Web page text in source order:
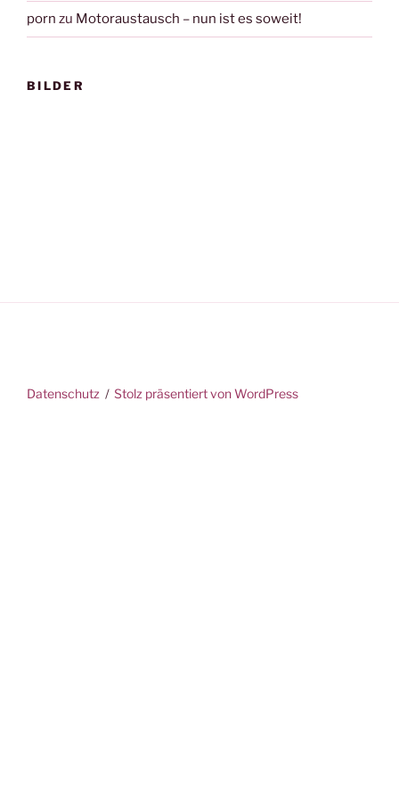
porn zu Motoraustausch – nun ist es soweit!
BILDER
Datenschutz Stolz präsentiert von WordPress